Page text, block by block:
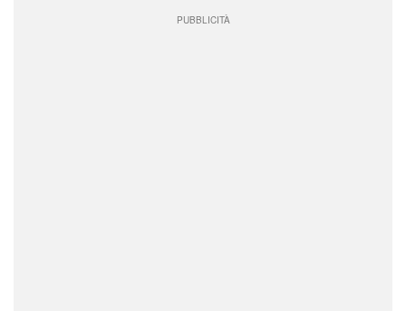
PUBBLICITÀ